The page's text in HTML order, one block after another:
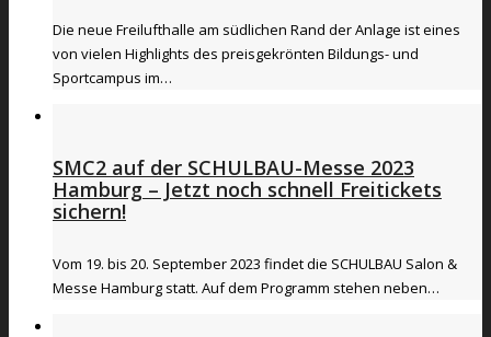
Die neue Freilufthalle am südlichen Rand der Anlage ist eines
von vielen Highlights des preisgekrönten Bildungs- und
Sportcampus im…
SMC2 auf der SCHULBAU-Messe 2023
Hamburg – Jetzt noch schnell Freitickets
sichern!
Vom 19. bis 20. September 2023 findet die SCHULBAU Salon &
Messe Hamburg statt. Auf dem Programm stehen neben…